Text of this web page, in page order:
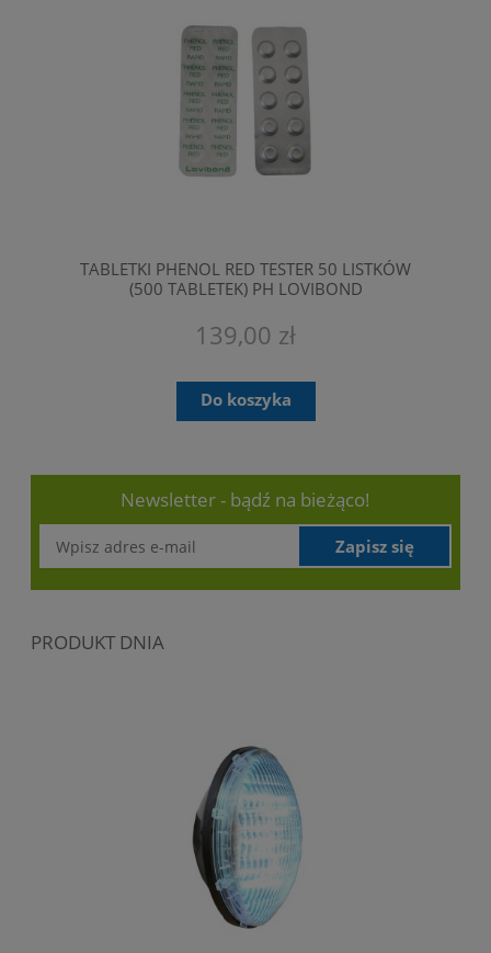
TABLETKI PHENOL RED TESTER 50 LISTKÓW
(500 TABLETEK) PH LOVIBOND
139,00 zł
Do koszyka
Newsletter - bądź na bieżąco!
Zapisz się
PRODUKT DNIA